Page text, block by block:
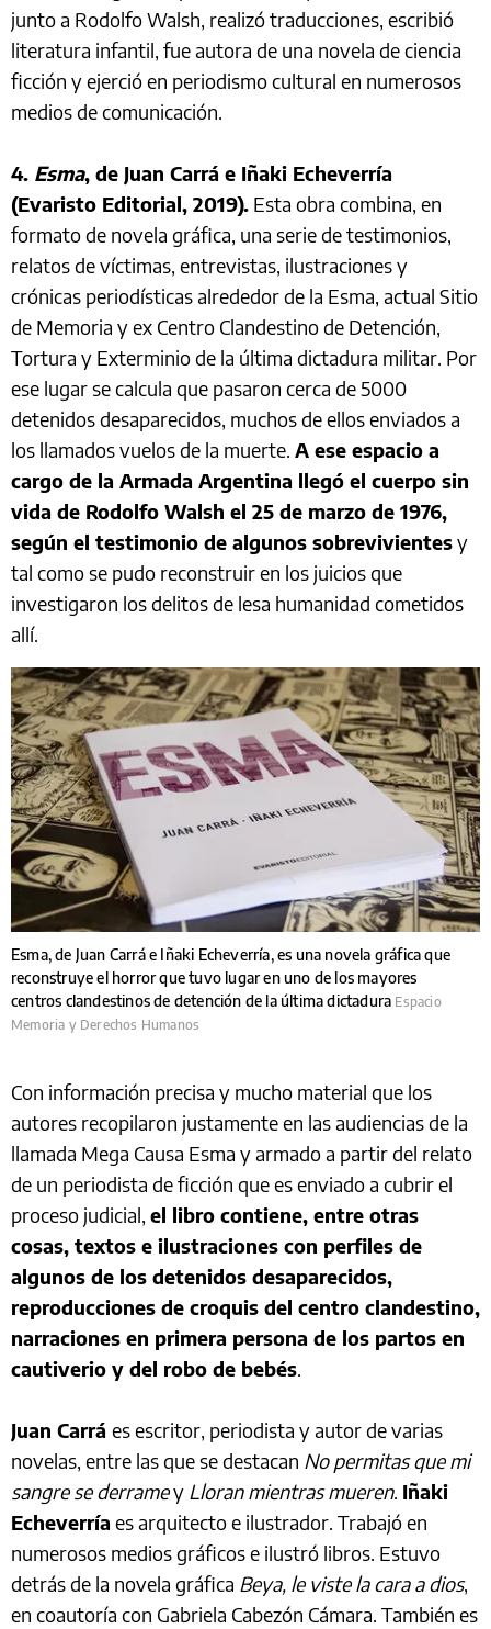
junto a Rodolfo Walsh, realizó traducciones, escribió
literatura infantil, fue autora de una novela de ciencia
ficción y ejerció en periodismo cultural en numerosos
medios de comunicación.
4. Esma, de Juan Carrá e Iñaki Echeverría
(Evaristo Editorial, 2019). Esta obra combina, en
formato de novela gráfica, una serie de testimonios,
relatos de víctimas, entrevistas, ilustraciones y
crónicas periodísticas alrededor de la Esma, actual Sitio
de Memoria y ex Centro Clandestino de Detención,
Tortura y Exterminio de la última dictadura militar. Por
ese lugar se calcula que pasaron cerca de 5000
detenidos desaparecidos, muchos de ellos enviados a
los llamados vuelos de la muerte. A ese espacio a
cargo de la Armada Argentina llegó el cuerpo sin
vida de Rodolfo Walsh el 25 de marzo de 1976,
según el testimonio de algunos sobrevivientesy
tal como se pudo reconstruir en los juicios que
investigaron los delitos de lesa humanidad cometidos
allí.
Esma, de Juan Carrá e Iñaki Echeverría, es una novela gráfica que
reconstruye el horror que tuvo lugar en uno de los mayores
centros clandestinos de detención de la última dictadura Espacio
Memoria y Derechos Humanos
Con información precisa y mucho material que los
autores recopilaron justamente en las audiencias de la
llamada Mega Causa Esma y armado a partir del relato
de un periodista de ficción que es enviado a cubrir el
proceso judicial, el libro contiene, entre otras
cosas, textos e ilustraciones con perfiles de
algunos de los detenidos desaparecidos,
reproducciones de croquis del centro clandestino,
narraciones en primera persona de los partos en
cautiverio y del robo de bebés.
Juan Carrá es escritor, periodista y autor de varias
novelas, entre las que se destacan No permitas que mi
sangre se derramey Lloran mientras mueren. Iñaki
Echeverría es arquitecto e ilustrador. Trabajó en
numerosos medios gráficos e ilustró libros. Estuvo
detrás de la novela gráfica Beya, le viste la cara a dios,
en coautoría con Gabriela Cabezón Cámara. También es